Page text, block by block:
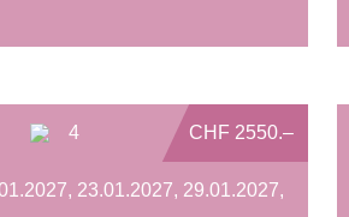
4 CHF 2550.–
23.01.2027, 29.01.2027,